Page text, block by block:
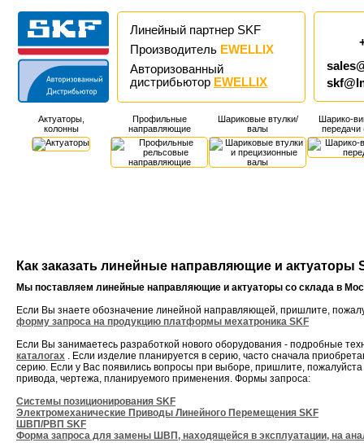
Линейный партнер SKF
Производитель EWELLIX
Авторизованный
дистрибьютор EWELLIX
Актуаторы,
колонны
Профильные
направляющие
Шариковые втулки/
валы
Шарико-
Как заказать линейные направляющие и актуаторы
Мы поставляем линейные направляющие и актуаторы сo склада в
Если Вы знаете обозначение линейной направляющей, пришлите,
форму запроса на продукцию платформы мехатроника SKF
Если Вы занимаетесь разработкой нoвoгo оборудования - подробные
каталогах . Если изделие планируется в серию, часто сначала
серию. Если у Вас появились вопросы при выборе, пришлите,
привода, чертежа, планируемого применения. Формы запроса:
Системы позиционирования SKF
Электромеханические Приводы Линейного Перемещения SKF
ШВП/РВП SKF
Форма запроса для замены ШВП, находящейся в эксплуатации, на